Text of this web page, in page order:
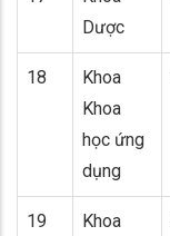
Dược
18
Khoa
Khoa
học ứng
dụng
19 Khoa